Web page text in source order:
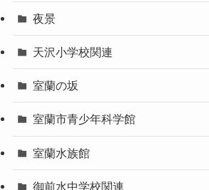
夜景
天沢小学校関連
室蘭の坂
室蘭市青少年科学館
室蘭水族館
御前水中学校関連